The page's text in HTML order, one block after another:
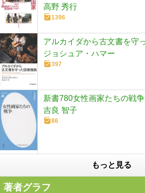
高野 秀行
1396
アルカイダから古文書を守
ジョシュア・ハマー
397
新書780女性画家たちの戦
吉良 智子
86
もっと見る
著者グラフ